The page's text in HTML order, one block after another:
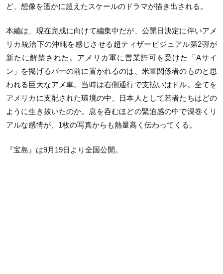
ど、想像を遥かに超えたスケールのドラマが描き出される。
本編は、現在完成に向けて編集中だが、公開日決定に伴いアメ
リカ統治下の沖縄を感じさせる超ティザービジュアル第2弾が
新たに解禁された。アメリカ軍に営業許可を受けた「Aサイ
ン」を掲げるバーの前に置かれるのは、米軍関係者のものと思
われる巨大なアメ車。当時は右側通行で支払いはドル。全てを
アメリカに支配された環境の中、日本人として若者たちはどの
ように生き抜いたのか。息を呑むほどの緊迫感の中で渦巻くリ
アルな感情が、1枚の写真からも熱量高く伝わってくる。
『宝島』は9月19日より全国公開。